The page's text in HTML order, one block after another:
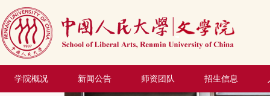
学院概况 新闻公告 师资团队 招生信息